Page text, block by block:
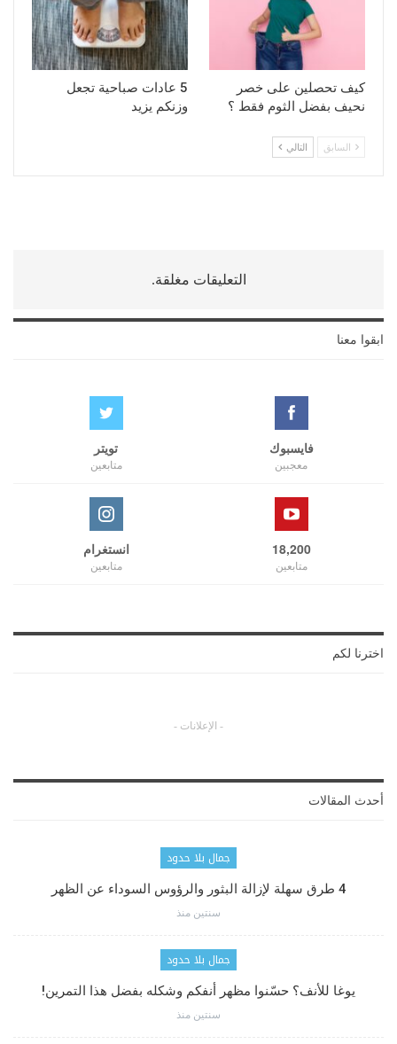
كيف تحصلين على خصر
نحيف بفضل الثوم فقط ؟
5 عادات صباحية تجعل
وزنكم يزيد
السابق التالي
التعليقات مغلقة.
ابقوا معنا
فايسبوك
معجبين
تويتر
متابعين
18,200
متابعين
انستغرام
متابعين
اخترنا لكم
- الإعلانات -
أحدث المقالات
جمال بلا حدود
4 طرق سهلة لإزالة البثور والرؤوس السوداء عن الظهر
سنتين منذ
جمال بلا حدود
يوغا للأنف؟ حسّنوا مظهر أنفكم وشكله بفضل هذا التمرين!
سنتين منذ